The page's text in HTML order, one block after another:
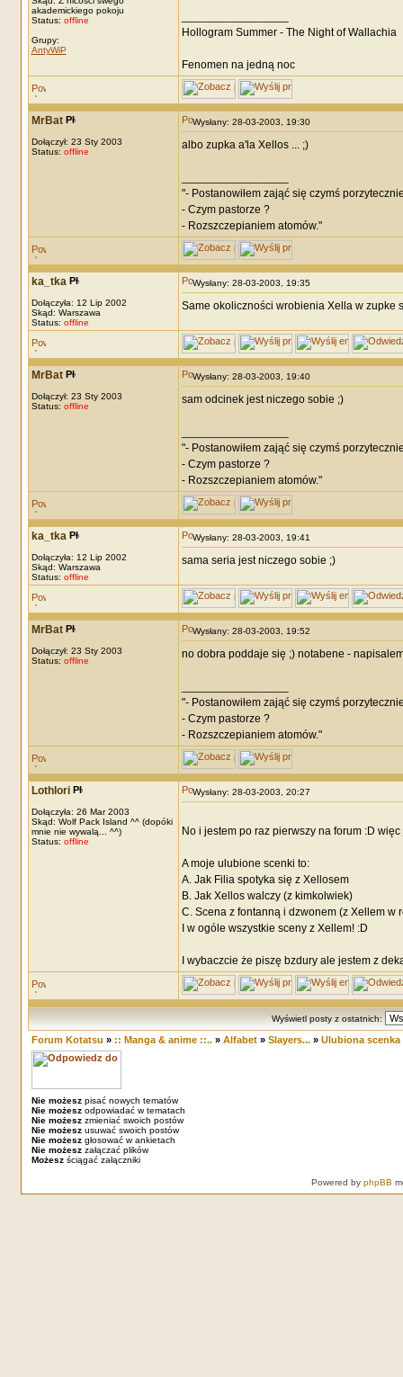
akademickiego pokoju
Status: offline
Grupy:
AntyWiP
Hollogram Summer - The Night of Wallachia
Fenomen na jedną noc
MrBat
Dołączył: 23 Sty 2003
Status: offline
Wysłany: 28-03-2003, 19:30
albo zupka a'la Xellos ... ;)
"- Postanowiłem zająć się czymś
- Czym pastorze ?
- Rozszczepianiem atomów."
ka_tka
Dołączyła: 12 Lip 2002
Skąd: Warszawa
Status: offline
Wysłany: 28-03-2003, 19:35
Same okoliczności wrobienia Xella w zupke
MrBat
Dołączył: 23 Sty 2003
Status: offline
Wysłany: 28-03-2003, 19:40
sam odcinek jest niczego sobie ;)
"- Postanowiłem zająć się czymś
- Czym pastorze ?
- Rozszczepianiem atomów."
ka_tka
Dołączyła: 12 Lip 2002
Skąd: Warszawa
Status: offline
Wysłany: 28-03-2003, 19:41
sama seria jest niczego sobie ;)
MrBat
Dołączył: 23 Sty 2003
Status: offline
Wysłany: 28-03-2003, 19:52
no dobra poddaje się ;) notabene -
"- Postanowiłem zająć się czymś
- Czym pastorze ?
- Rozszczepianiem atomów."
Lothlori
Dołączyła: 26 Mar 2003
Skąd: Wolf Pack Island ^^ (dopóki
mnie nie wywalą... ^^)
Status: offline
Wysłany: 28-03-2003, 20:27
No i jestem po raz pierwszy na forum :D
A moje ulubione scenki to:
A. Jak Filia spotyka się z Xellosem
B. Jak Xellos walczy (z kimkolwiek)
C. Scena z fontanną i dzwonem (z Xellem w
I w ogóle wszystkie sceny z Xellem! :D
I wybaczcie że piszę bzdury ale jestem z
Wyświetl posty z ostatnich:
Forum Kotatsu » :: Manga & anime ::..» Alfabet» Slayers...» Ulubiona scenka
Nie możeszpisać nowych tematów
Nie możeszodpowiadać w tematach
Nie możeszzmieniać swoich postów
Nie możeszusuwać swoich postów
Nie możeszgłosować w ankietach
Nie możeszzałączać plików
Możeszściągać załączniki
Powered by phpBB